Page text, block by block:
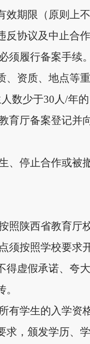
效期限（原则上
反协议及中止合
须履行备案手续
、资质、地点等
数少于30人/年
育厅备案登记并
、停止合作或被
照陕西省教育厅
须按照学校要求
得虚假承诺、夸
有学生的入学资
求，颁发学历、